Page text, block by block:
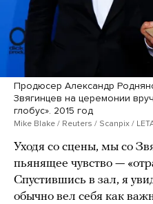
Продюсер Александр
Звягинцев на церемонии
глобус». 2015 год
Mike Blake / Reuters / Scanpix /
Уходя со сцены, мы со
пьянящее чувство —
Спустившись в зал, я
обычно вел себя как